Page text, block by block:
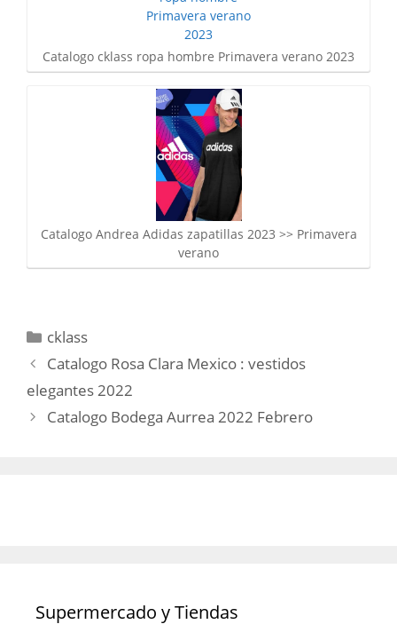
Catalogo cklass ropa hombre Primavera verano 2023
Catalogo Andrea Adidas zapatillas 2023 >> Primavera
verano
Categorías
cklass
Catalogo Rosa Clara Mexico : vestidos
elegantes 2022
Catalogo Bodega Aurrea 2022 Febrero
Supermercado y Tiendas